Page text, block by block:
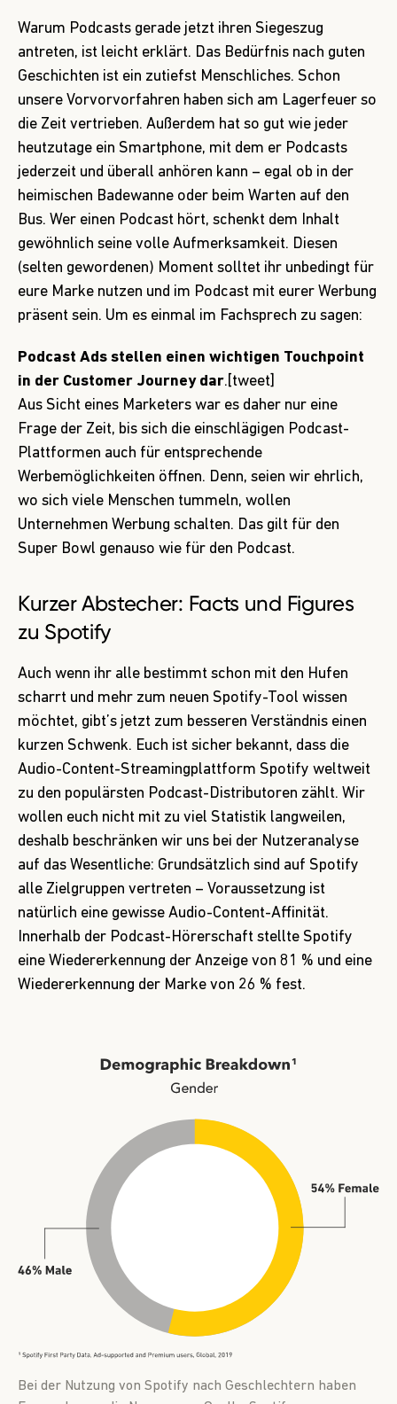
Warum Podcasts gerade jetzt ihren Siegeszug
antreten, ist leicht erklärt. Das Bedürfnis nach guten
Geschichten ist ein zutiefst Menschliches. Schon
unsere Vorvorvorfahren haben sich am Lagerfeuer so
die Zeit vertrieben. Außerdem hat so gut wie jeder
heutzutage ein Smartphone, mit dem er Podcasts
jederzeit und überall anhören kann – egal ob in der
heimischen Badewanne oder beim Warten auf den
Bus. Wer einen Podcast hört, schenkt dem Inhalt
gewöhnlich seine volle Aufmerksamkeit. Diesen
(selten gewordenen) Moment solltet ihr unbedingt für
eure Marke nutzen und im Podcast mit eurer Werbung
präsent sein. Um es einmal im Fachsprech zu sagen:
Podcast Ads stellen einen wichtigen Touchpoint
in der Customer Journey dar.[tweet]
Aus Sicht eines Marketers war es daher nur eine
Frage der Zeit, bis sich die einschlägigen Podcast-
Plattformen auch für entsprechende
Werbemöglichkeiten öffnen. Denn, seien wir ehrlich,
wo sich viele Menschen tummeln, wollen
Unternehmen Werbung schalten. Das gilt für den
Super Bowl genauso wie für den Podcast.
Kurzer Abstecher: Facts und Figures
zu Spotify
Auch wenn ihr alle bestimmt schon mit den Hufen
scharrt und mehr zum neuen Spotify-Tool wissen
möchtet, gibt’s jetzt zum besseren Verständnis einen
kurzen Schwenk. Euch ist sicher bekannt, dass die
Audio-Content-Streamingplattform Spotify weltweit
zu den populärsten Podcast-Distributoren zählt. Wir
wollen euch nicht mit zu viel Statistik langweilen,
deshalb beschränken wir uns bei der Nutzeranalyse
auf das Wesentliche: Grundsätzlich sind auf Spotify
alle Zielgruppen vertreten – Voraussetzung ist
natürlich eine gewisse Audio-Content-Affinität.
Innerhalb der Podcast-Hörerschaft stellte Spotify
eine Wiedererkennung der Anzeige von 81 % und eine
Wiedererkennung der Marke von 26 % fest.
Bei der Nutzung von Spotify nach Geschlechtern haben